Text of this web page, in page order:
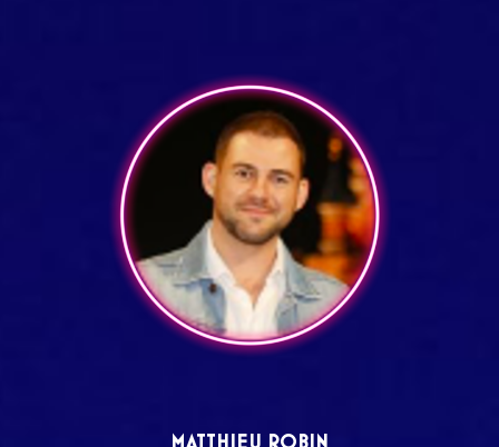
MATTHIEU ROBIN